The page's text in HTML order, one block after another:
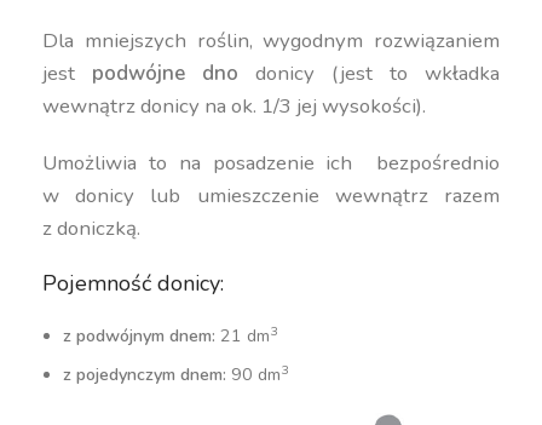
Dla mniejszych roślin, wygodnym rozwiązaniem
jest podwójne dno donicy (jest to wkładka
wewnątrz donicy na ok. 1/3 jej wysokości).
Umożliwia to na posadzenie ich bezpośrednio
w donicy lub umieszczenie wewnątrz razem
z doniczką.
Pojemność donicy:
z podwójnym dnem: 21 dm3
z pojedynczym dnem: 90 dm3